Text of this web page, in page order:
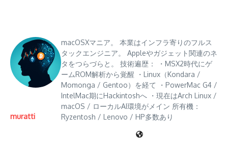
muratti
macOSXマニア。 本業はインフラ寄りのフルス
タックエンジニア。 Appleやガジェット関連のネ
タをつらづらと。 技術遍歴： ・MSX2時代にゲ
ームROM解析から覚醒 ・Linux（Kondara /
Momonga / Gentoo）を経て ・PowerMac G4 /
IntelMac期にHackintoshへ ・現在はArch Linux /
macOS / ローカルAI環境がメイン 所有機：
Ryzentosh / Lenovo / HP多数あり